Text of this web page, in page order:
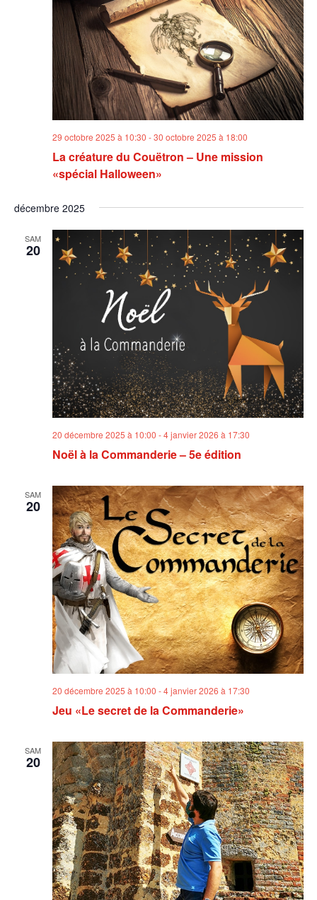
La créature du Couëtron – Une mission
«spécial Halloween»
29 octobre 2025 à 10:30 -30 octobre 2025 à 18:00
décembre 2025
SAM
20
Noël à la Commanderie – 5e édition
20 décembre 2025 à 10:00 -4 janvier 2026 à 17:30
SAM
20
Jeu «Le secret de la Commanderie»
20 décembre 2025 à 10:00 -4 janvier 2026 à 17:30
SAM
20